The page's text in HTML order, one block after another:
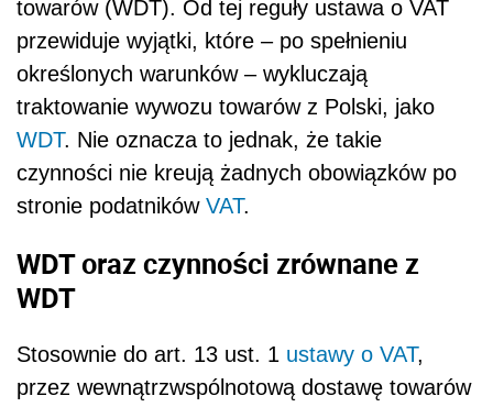
towarów (WDT). Od tej reguły ustawa o VAT
przewiduje wyjątki, które – po spełnieniu
określonych warunków – wykluczają
traktowanie wywozu towarów z Polski, jako
WDT. Nie oznacza to jednak, że takie
czynności nie kreują żadnych obowiązków po
stronie podatników VAT.
WDT oraz czynności zrównane z
WDT
Stosownie do art. 13 ust. 1 ustawy o VAT,
przez wewnątrzwspólnotową dostawę towarów